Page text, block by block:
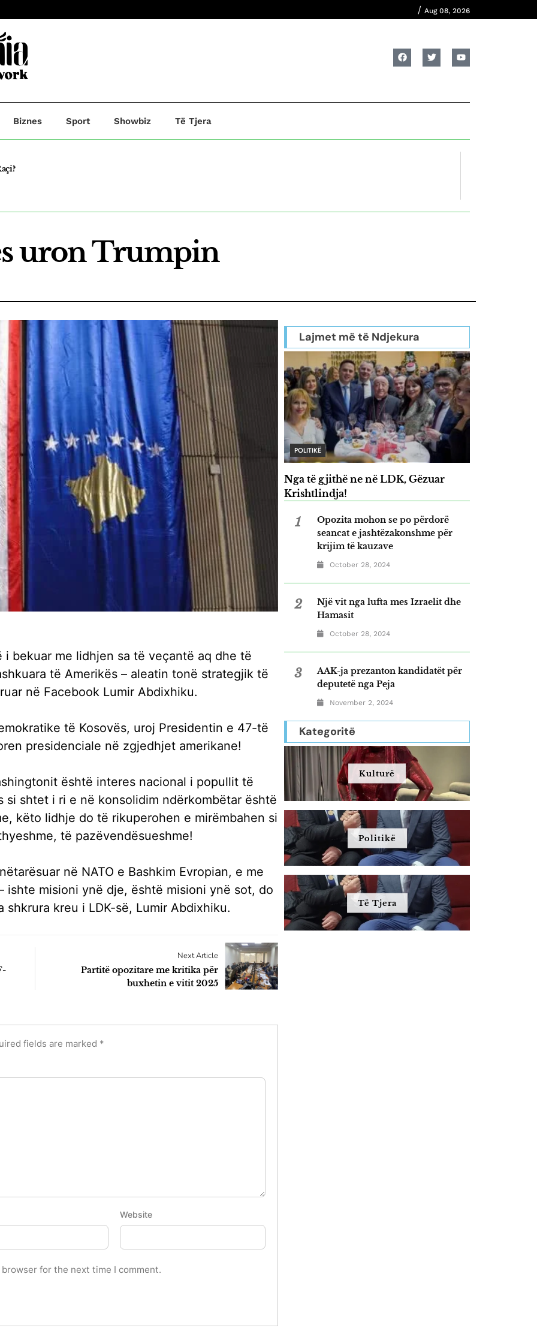
/ Aug 08, 2026
Biznes Sport Showbiz Të Tjera
nevoja të veçanta
uron Trumpin
i bekuar me lidhjen sa të veçantë aq dhe të
të Amerikës – aleatin tonë strategjik të
në Facebook Lumir Abdixhiku.
të Kosovës, uroj Presidentin e 47-të
presidenciale në zgjedhjet amerikane!
është interes nacional i popullit të
si shtet i ri e në konsolidim ndërkombëtar është
këto lidhje do të rikuperohen e mirëmbahen si
të pazëvendësueshme!
në NATO e Bashkim Evropian, e me
ishte misioni ynë dje, është misioni ynë sot, do
kreu i LDK-së, Lumir Abdixhiku.
Next Article
Partitë opozitare me kritika për
buxhetin e vitit 2025
fields are marked *
Website
for the next time I comment.
Lajmet më të Ndjekura
POLITIKË
Nga të gjithë ne në LDK, Gëzuar
Krishtlindja!
1
Opozita mohon se po përdorë
seancat e jashtëzakonshme për
krijim të kauzave
October 28, 2024
2
Një vit nga lufta mes Izraelit dhe
Hamasit
October 28, 2024
3
AAK-ja prezanton kandidatët për
deputetë nga Peja
November 2, 2024
Kategoritë
Kulturë
Politikë
Të Tjera